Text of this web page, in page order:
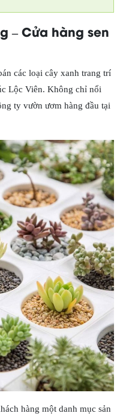
– Cửa hàng sen
các loại cây xanh trang trí
Lộc Viên. Không chỉ nổi
ty vườn ươm hàng đầu tại
hàng một danh mục sản